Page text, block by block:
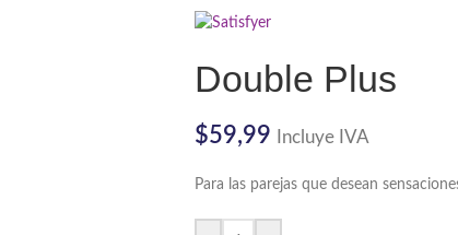
Double Plus
$59,99 Incluye IVA
Para las parejas que desean